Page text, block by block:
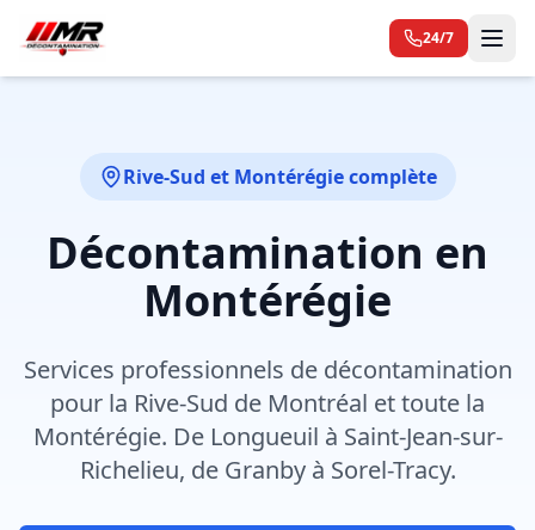
24/7
Rive-Sud et Montérégie complète
Décontamination en
Montérégie
Services professionnels de décontamination
pour la Rive-Sud de Montréal et toute la
Montérégie. De Longueuil à Saint-Jean-sur-
Richelieu, de Granby à Sorel-Tracy.